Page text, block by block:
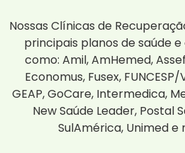
Nossas Clínicas de
principais planos de saúde
como: Amil, AmHemed,
Economus, Fusex,
GEAP, GoCare, Intermedica,
New Saúde Leader, Postal
SulAmérica, Unimed e